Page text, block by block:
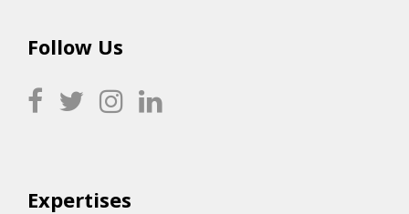
Follow Us
Expertises